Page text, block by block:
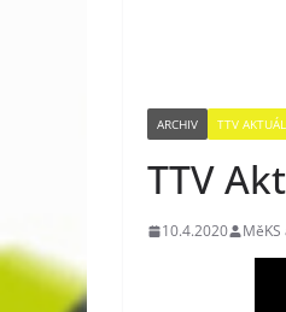
ARCHIV TTV
TTV
10.4.2020